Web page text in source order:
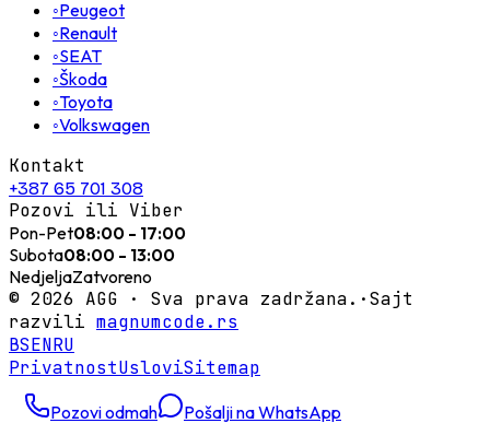
◦Peugeot
◦Renault
◦SEAT
◦Škoda
◦Toyota
◦Volkswagen
Kontakt
+387 65 701 308
Pozovi ili Viber
Pon-Pet08:00 - 17:00
Subota08:00 - 13:00
NedjeljaZatvoreno
© 2026 AGG · Sva prava zadržana. ·Sajt
razvili magnumcode.rs
BSENRU
PrivatnostUsloviSitemap
Pozovi odmah Pošalji na WhatsApp